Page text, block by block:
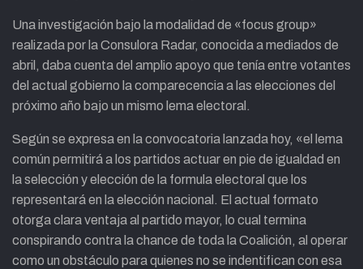
Una investigación bajo la modalidad de «focus group»
realizada por la Consulora Radar, conocida a mediados de
abril, daba cuenta del amplio apoyo que tenía entre votantes
del actual gobierno la comparecencia a las elecciones del
próximo año bajo un mismo lema electoral.
Según se expresa en la convocatoria lanzada hoy, «el lema
común permitirá a los partidos actuar en pie de igualdad en
la selección y elección de la formula electoral que los
representará en la elección nacional. El actual formato
otorga clara ventaja al partido mayor, lo cual termina
conspirando contra la chance de toda la Coalición, al operar
como un obstáculo para quienes no se indentifican con esa